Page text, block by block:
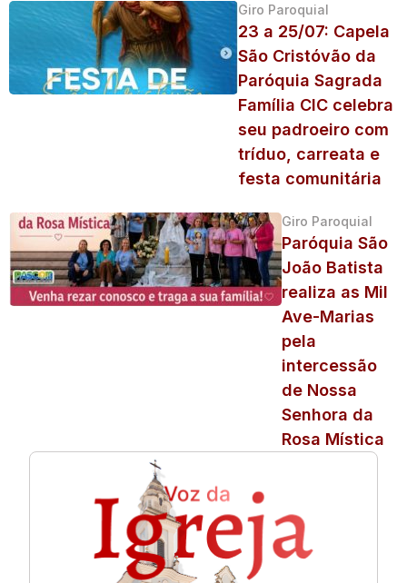
Giro Paroquial
23 a 25/07: Capela
São Cristóvão da
Paróquia Sagrada
Família CIC celebra
seu padroeiro com
tríduo, carreata e
festa comunitária
Giro Paroquial
Paróquia São
João Batista
realiza as Mil
Ave-Marias
pela
intercessão
de Nossa
Senhora da
Rosa Mística